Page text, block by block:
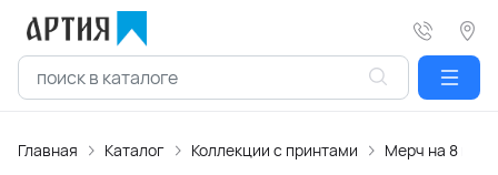
Главная Каталог Коллекции с принтами Мерч на 8